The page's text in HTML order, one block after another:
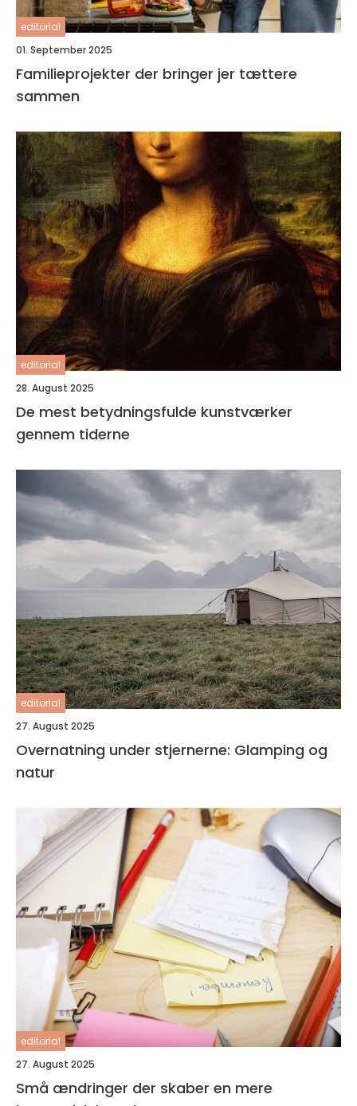
editorial
01. September 2025
Familieprojekter der bringer jer tættere
sammen
editorial
28. August 2025
De mest betydningsfulde kunstværker
gennem tiderne
editorial
27. August 2025
Overnatning under stjernerne: Glamping og
natur
editorial
27. August 2025
Små ændringer der skaber en mere